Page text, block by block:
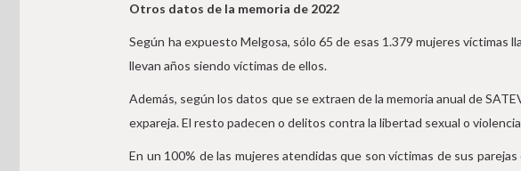
Otros datos de la memoria de 2022
Según ha expuesto Melgosa, sólo 65 de esas 1.379 mujeres víctimas
llevan años siendo víctimas de ellos.
Además, según los datos que se extraen de la memoria anual de
expareja. El resto padecen o delitos contra la libertad sexual o
En un 100% de las mujeres atendidas que son víctimas de sus